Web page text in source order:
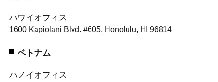
ハワイオフィス
1600 Kapiolani Blvd. #605, Honolulu, HI 96814
ベトナム
ハノイオフィス